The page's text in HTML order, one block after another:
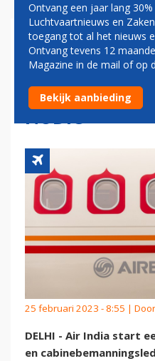
AIR INDIA
EXTRA
NODIG
25 februari 2023 - 8:55 |
DELHI - Air India start
en
Ontvang een jaar lang
Luchtvaartnieuws en
toegang tot al het nieuws
Ontvang tevens 12
Magazine in de mail of op
Bekijk aanbieding